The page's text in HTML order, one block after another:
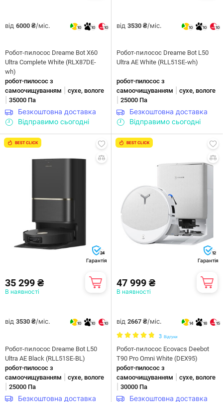
від 6000 ₴/міс. 10 10 10
Робот-пилосос Dreame Bot X60
Ultra Complete White (RLX87DE-
wh)
робот-пилосос з
самоочищуванням
сухе, вологе
35000 Па
Безкоштовна доставка
Відправимо сьогодні
від 3530 ₴/міс. 10 10 10
Робот-пилосос Dreame Bot L50
Ultra AE White (RLL51SE-wh)
робот-пилосос з
самоочищуванням
сухе, вологе
25000 Па
Безкоштовна доставка
Відправимо сьогодні
BEST CLICK
24
Гарантія
35 299 ₴
В наявності
від 3530 ₴/міс. 10 10 10
Робот-пилосос Dreame Bot L50
Ultra AE Black (RLL51SE-BL)
робот-пилосос з
самоочищуванням
сухе, вологе
25000 Па
Безкоштовна доставка
BEST CLICK
12
Гарантія
47 999 ₴
В наявності
від 2667 ₴/міс. 14 18 15
3 Відгуки
Робот-пилосос Ecovacs Deebot
T90 Pro Omni White (DEX95)
робот-пилосос з
самоочищуванням
сухе, вологе
30000 Па
Безкоштовна доставка